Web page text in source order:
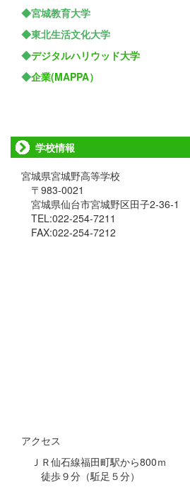
◆宮城教育大学
◆東北生活文化大学
◆デジタルハリウッド大学
◆企業(MAPPA）
学校情報
宮城県宮城野高等学校
〒983-0021
宮城県仙台市宮城野区田子2-36-1
TEL:022-254-7211
FAX:022-254-7212
アクセス
ＪＲ仙石線福田町駅から800ｍ
徒歩９分（駈足５分）